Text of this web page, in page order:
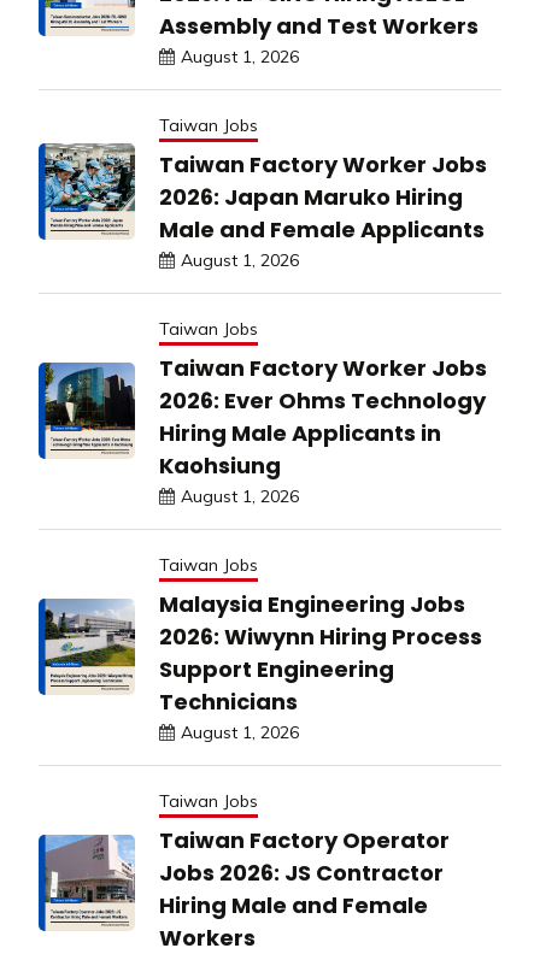
Assembly and Test Workers
August 1, 2026
Taiwan Jobs
Taiwan Factory Worker Jobs
2026: Japan Maruko Hiring
Male and Female Applicants
August 1, 2026
Taiwan Jobs
Taiwan Factory Worker Jobs
2026: Ever Ohms Technology
Hiring Male Applicants in
Kaohsiung
August 1, 2026
Taiwan Jobs
Malaysia Engineering Jobs
2026: Wiwynn Hiring Process
Support Engineering
Technicians
August 1, 2026
Taiwan Jobs
Taiwan Factory Operator
Jobs 2026: JS Contractor
Hiring Male and Female
Workers